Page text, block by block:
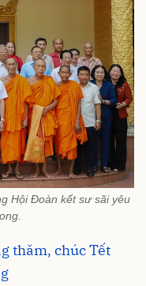
Hội Đoàn kết sư sãi yêu
thăm, chúc Tết